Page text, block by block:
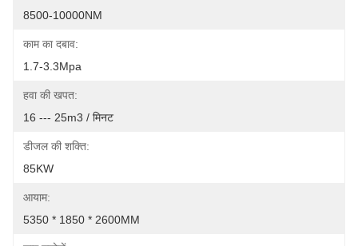
8500-10000NM
काम का दबाव:
1.7-3.3Mpa
हवा की खपत:
16 --- 25m3 / मिनट
डीजल की शक्ति:
85KW
आयाम:
5350 * 1850 * 2600MM